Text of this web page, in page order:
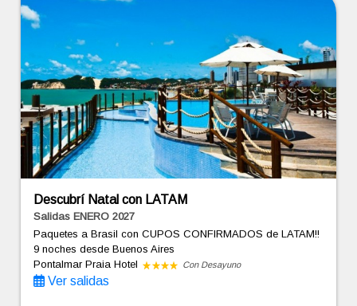
Descubrí Natal con LATAM
Salidas ENERO 2027
Paquetes a Brasil con CUPOS CONFIRMADOS de LATAM!!
9 nochesdesde Buenos Aires
Pontalmar Praia Hotel
Con Desayuno
Ver salidas